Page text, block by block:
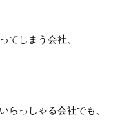
てしまう会社、
らっしゃる会社でも、